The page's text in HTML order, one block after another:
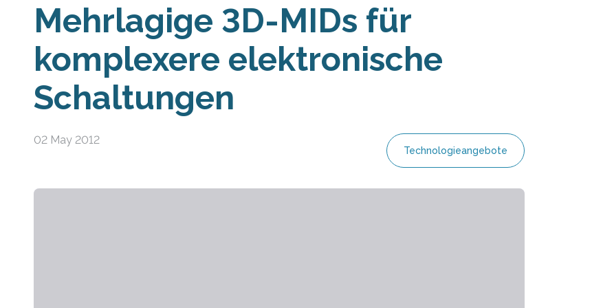
Mehrlagige 3D-MIDs für
komplexere elektronische
Schaltungen
02 May 2012
Technologieangebote